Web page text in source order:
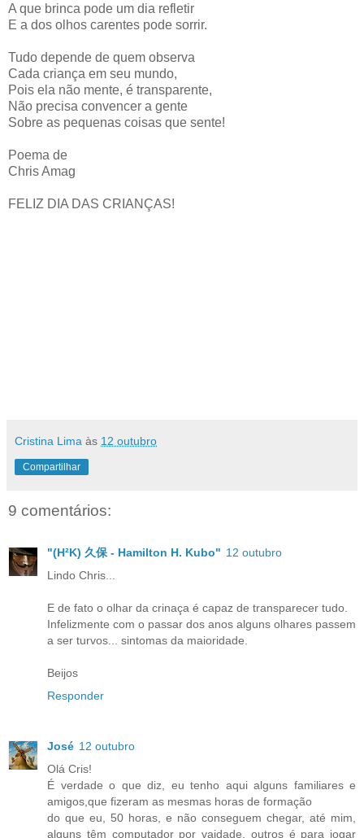
A que brinca pode um dia refletir
E a dos olhos carentes pode sorrir.
Tudo depende de quem observa
Cada criança em seu mundo,
Pois ela não mente, é transparente,
Não precisa convencer a gente
Sobre as pequenas coisas que sente!
Poema de
Chris Amag
FELIZ DIA DAS CRIANÇAS!
Cristina Lima às 12 outubro
Compartilhar
9 comentários:
"(H²K) 久保 - Hamilton H. Kubo" 12 outubro
Lindo Chris...
E de fato o olhar da crinaça é capaz de transparecer tudo.
Infelizmente com o passar dos anos alguns olhares passem
a ser turvos... sintomas da maioridade.
Beijos
Responder
José 12 outubro
Olá Cris!
É verdade o que diz, eu tenho aqui alguns familiares e
amigos,que fizeram as mesmas horas de formação
do que eu, 50 horas, e não conseguem chegar, até mim,
alguns têm computador por vaidade, outros é para jogar